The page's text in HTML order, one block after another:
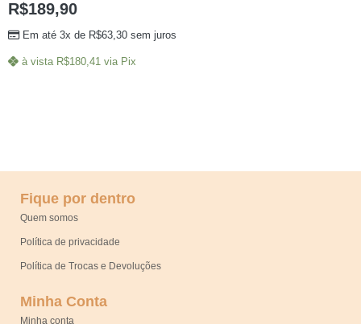
R$189,90
Em até 3x de R$63,30 sem juros
à vista R$180,41 via Pix
Fique por dentro
Quem somos
Política de privacidade
Política de Trocas e Devoluções
Minha Conta
Minha conta